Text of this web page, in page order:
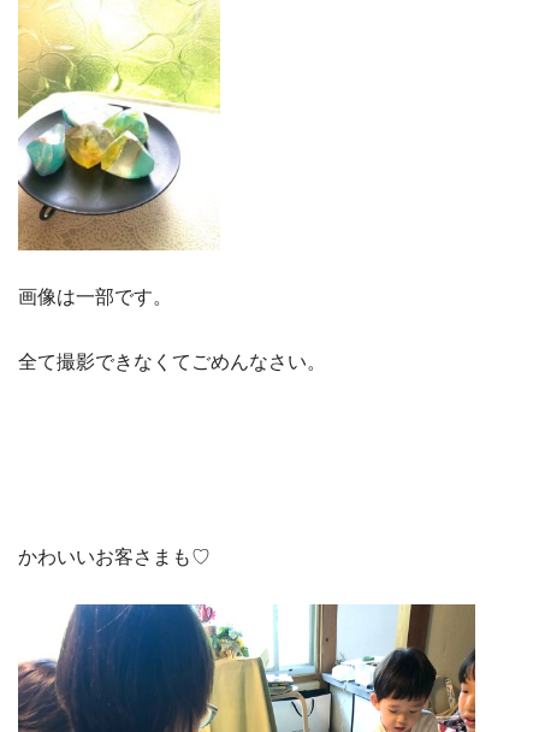
画像は一部です。
全て撮影できなくてごめんなさい。
かわいいお客さまも♡